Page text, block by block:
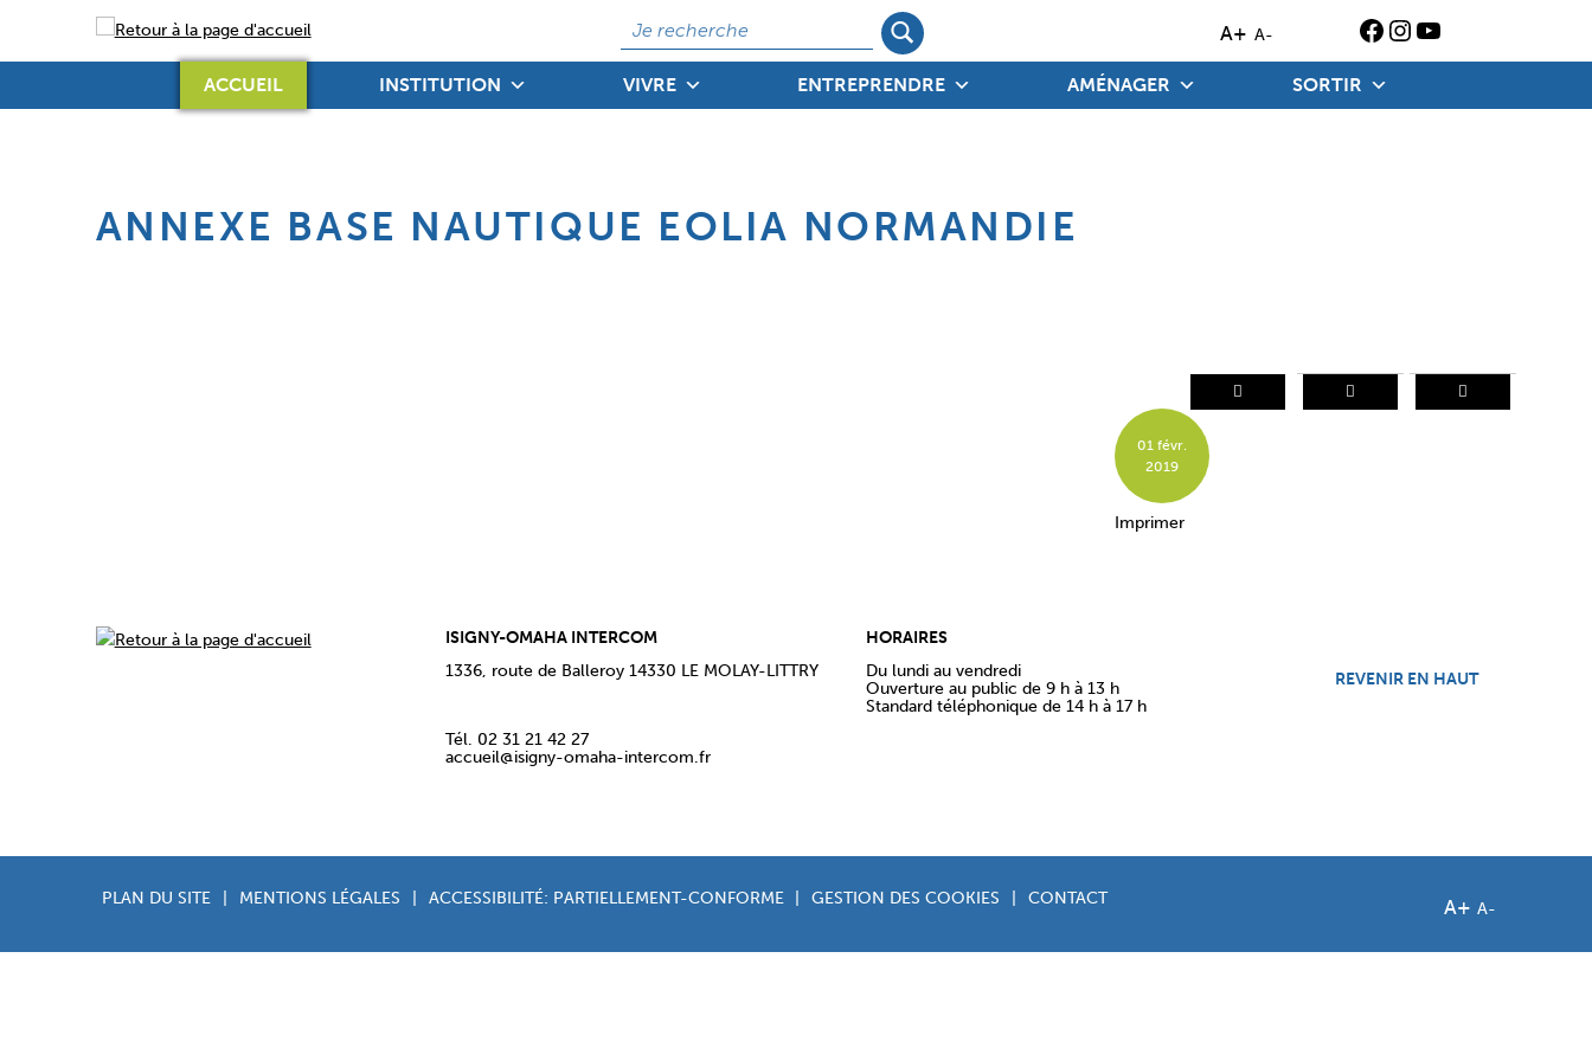
ACCUEIL INSTITUTION VIVRE ENTREPRENDRE AMÉNAGER SORTIR
A+ A- Ouverture de Facebook
Instagram
YouTube
ANNEXE BASE NAUTIQUE EOLIA NORMANDIE
01 févr.
2019
Imprimer
ISIGNY-OMAHA INTERCOM
1336, route de Balleroy 14330 LE MOLAY-LITTRY
Tél. 02 31 21 42 27
accueil@isigny-omaha-intercom.fr
HORAIRES
Du lundi au vendredi
Ouverture au public de 9 h à 13 h
Standard téléphonique de 14 h à 17 h
REVENIR EN HAUT
PLAN DU SITE | MENTIONS LÉGALES | ACCESSIBILITÉ: PARTIELLEMENT-CONFORME | GESTION DES COOKIES | CONTACT A+ A-